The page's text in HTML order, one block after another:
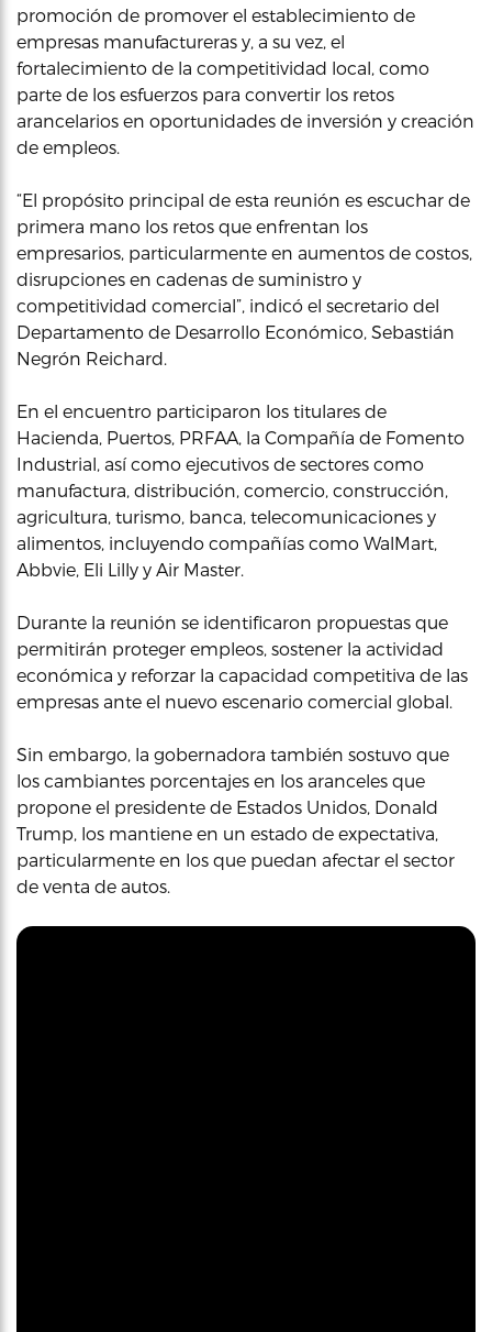
promoción de promover el establecimiento de
empresas manufactureras y, a su vez, el
fortalecimiento de la competitividad local, como
parte de los esfuerzos para convertir los retos
arancelarios en oportunidades de inversión y creación
de empleos.
“El propósito principal de esta reunión es escuchar de
primera mano los retos que enfrentan los
empresarios, particularmente en aumentos de costos,
disrupciones en cadenas de suministro y
competitividad comercial”, indicó el secretario del
Departamento de Desarrollo Económico, Sebastián
Negrón Reichard.
En el encuentro participaron los titulares de
Hacienda, Puertos, PRFAA, la Compañía de Fomento
Industrial, así como ejecutivos de sectores como
manufactura, distribución, comercio, construcción,
agricultura, turismo, banca, telecomunicaciones y
alimentos, incluyendo compañías como WalMart,
Abbvie, Eli Lilly y Air Master.
Durante la reunión se identificaron propuestas que
permitirán proteger empleos, sostener la actividad
económica y reforzar la capacidad competitiva de las
empresas ante el nuevo escenario comercial global.
Sin embargo, la gobernadora también sostuvo que
los cambiantes porcentajes en los aranceles que
propone el presidente de Estados Unidos, Donald
Trump, los mantiene en un estado de expectativa,
particularmente en los que puedan afectar el sector
de venta de autos.